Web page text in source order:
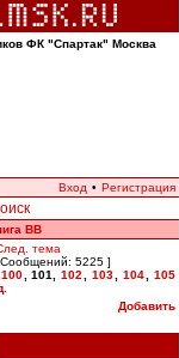
ФК "Спартак" Москва
Вход • Регистрация
ВВ
тема
5225 ]
100 101 102 103 104
105
Добавить